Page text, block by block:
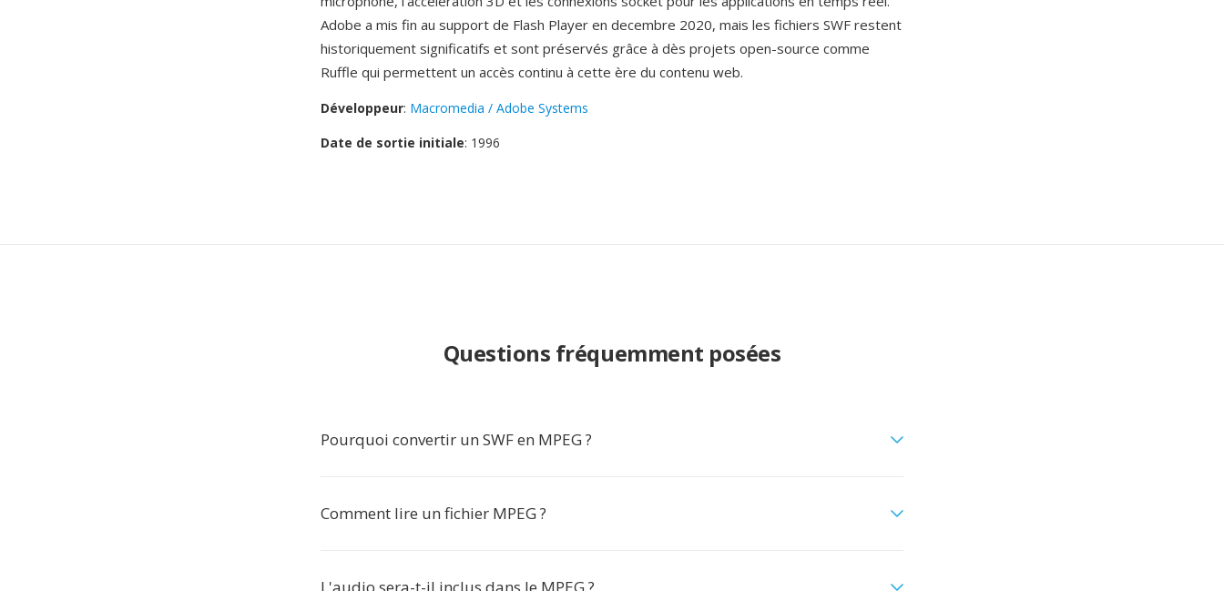
Adobe a mis fin au support de Flash Player en decembre 2020, mais les fichiers SWF restent
historiquement significatifs et sont préservés grâce à dès projets open-source comme
Ruffle qui permettent un accès continu à cette ère du contenu web.
Développeur: Macromedia / Adobe Systems
Date de sortie initiale: 1996
Questions fréquemment posées
Pourquoi convertir un SWF en MPEG ?
Comment lire un fichier MPEG ?